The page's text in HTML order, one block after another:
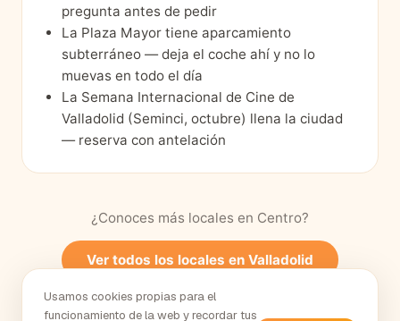
pregunta antes de pedir
La Plaza Mayor tiene aparcamiento
subterráneo — deja el coche ahí y no lo
muevas en todo el día
La Semana Internacional de Cine de
Valladolid (Seminci, octubre) llena la ciudad
— reserva con antelación
¿Conoces más locales en Centro?
Ver todos los locales en Valladolid
Usamos cookies propias para el
funcionamiento de la web y recordar tus